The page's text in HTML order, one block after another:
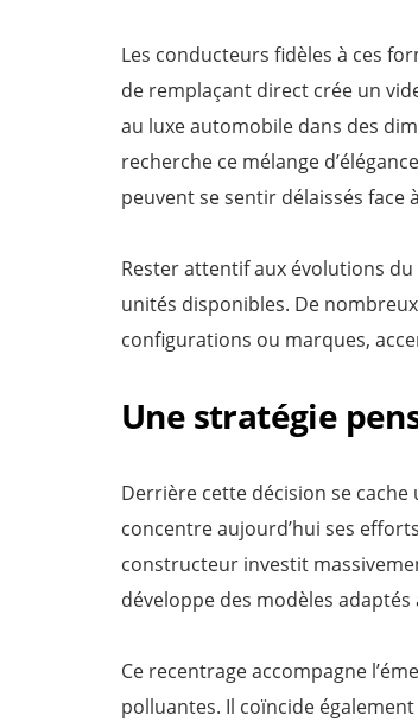
Les conducteurs fidèles à ces
de remplaçant direct crée un
au luxe automobile dans des
recherche ce mélange
peuvent se sentir délaissés face
Rester attentif aux évolutions
unités disponibles. De
configurations ou marques,
Une stratégie
Derrière cette décision se cache
concentre aujourd’hui ses
constructeur investit
développe des modèles
Ce recentrage accompagne
polluantes. Il coïncide